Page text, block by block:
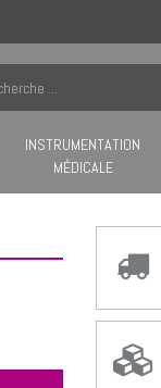
INSTRUMENTATION
MÉDICALE